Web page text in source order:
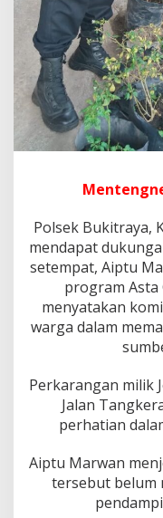
k
k
a
n
P
e
m
a
n
a
a
n
P
e
k
a
r
a
a
n
U
t
u
k
K
Polsek Bukitraya,
mendapat
setempat, Aiptu
program Asta
menyatakan
warga dalam
Perkarangan milik
Jalan
perhatian
Aiptu Marwan
tersebut belum